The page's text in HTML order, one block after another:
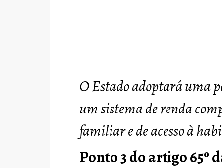
O Estado adoptará uma
um sistema de renda
familiar e de acesso à
Ponto 3 do artigo 65º